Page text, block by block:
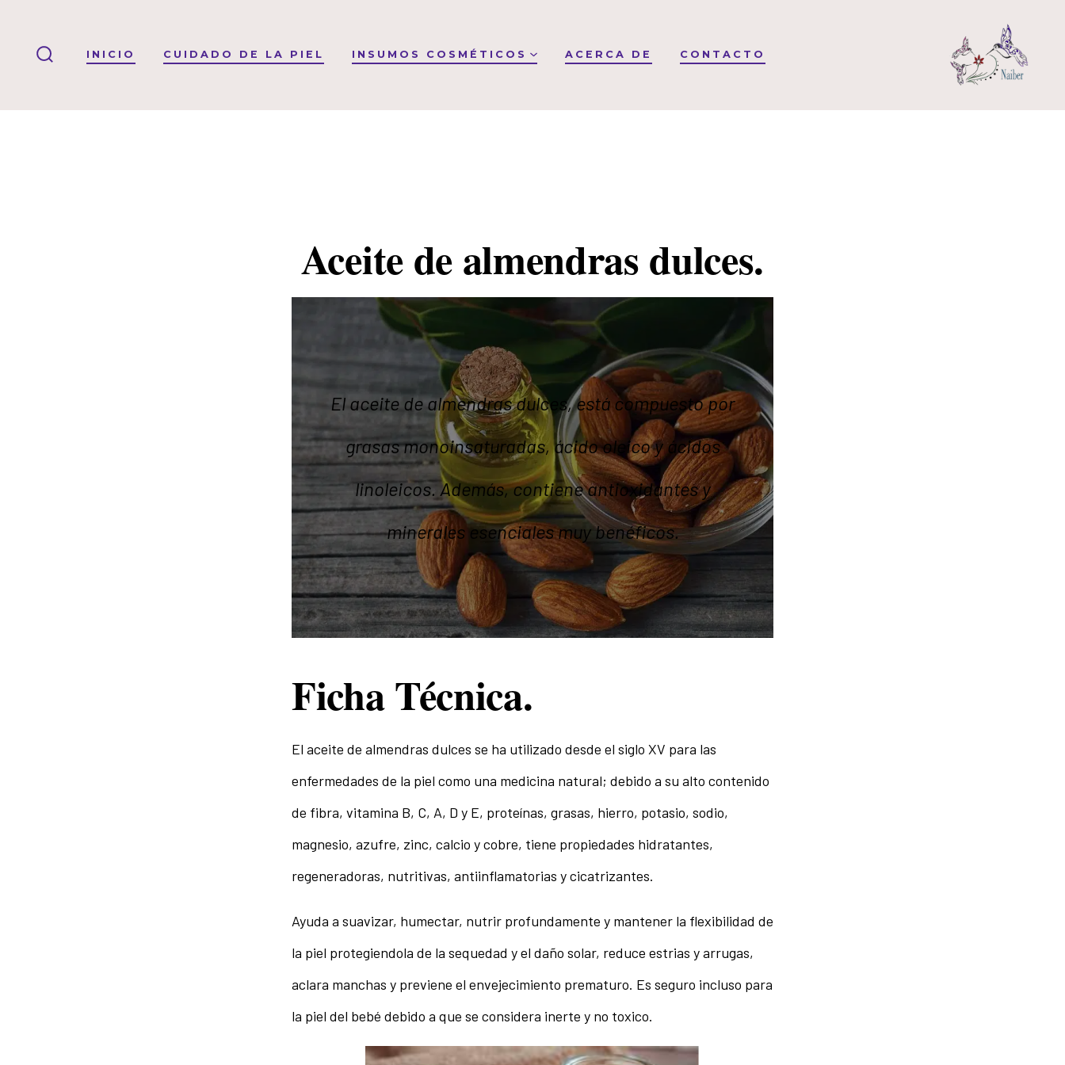
contenido
ALTERNAR
INICIO CUIDADO DE LA PIEL INSUMOS COSMÉTICOS ACERCA DE CONTACTO
Aceite de almendras dulces.
El aceite de almendras dulces, está compuesto por
grasas monoinsaturadas, ácido oleico y ácidos
linoleicos. Además, contiene antioxidantes y
minerales esenciales muy benéficos.
Ficha Técnica.
El aceite de almendras dulces se ha utilizado desde el siglo XV para las
enfermedades de la piel como una medicina natural; debido a su alto contenido
de fibra, vitamina B, C, A, D y E, proteínas, grasas, hierro, potasio, sodio,
magnesio, azufre, zinc, calcio y cobre, tiene propiedades hidratantes,
regeneradoras, nutritivas, antiinflamatorias y cicatrizantes.
Ayuda a suavizar, humectar, nutrir profundamente y mantener la flexibilidad de
la piel protegiendola de la sequedad y el daño solar, reduce estrias y arrugas,
aclara manchas y previene el envejecimiento prematuro. Es seguro incluso para
la piel del bebé debido a que se considera inerte y no toxico.